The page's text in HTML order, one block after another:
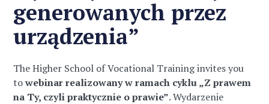
generowanych przez
urządzenia”
The Higher School of Vocational Training invites you
towebinar realizowany w ramach cyklu „Z prawem
na Ty, czyli praktycznie o prawie”. Wydarzenie